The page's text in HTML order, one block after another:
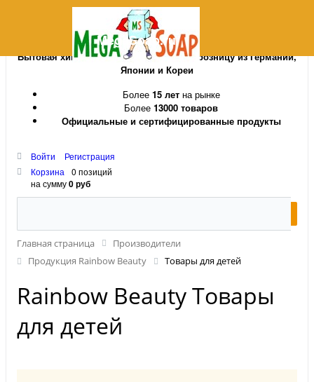
MegaSoap.ru
Бытовая химия и косметика оптом и в розницу из Германии,
Японии и Кореи
Более 15 летна рынке
Более 13000 товаров
Официальные и сертифицированные продукты
Войти
Регистрация
Корзина
0 позиций
на сумму0 руб
Главная страница
Производители
Продукция Rainbow Beauty
Товары для детей
Rainbow Beauty Товары
для детей